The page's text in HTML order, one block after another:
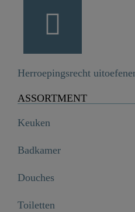
Herroepingsrecht
ASSORTMENT
Keuken
Badkamer
Douches
Toiletten